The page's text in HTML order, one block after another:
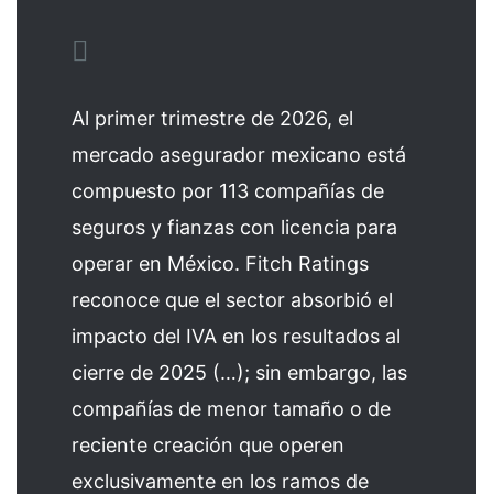
Al primer trimestre de 2026, el
mercado asegurador mexicano está
compuesto por 113 compañías de
seguros y fianzas con licencia para
operar en México. Fitch Ratings
reconoce que el sector absorbió el
impacto del IVA en los resultados al
cierre de 2025 (…); sin embargo, las
compañías de menor tamaño o de
reciente creación que operen
exclusivamente en los ramos de